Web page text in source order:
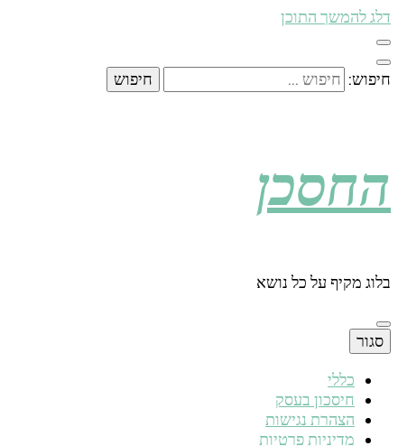
דלג להמשך התוכן
חיפוש:
החסכן
בלוג מקיף על כל נושא
סגור
כללי
חיסכון בעסק
הצהרת נגישות
מדיניות פרטיות